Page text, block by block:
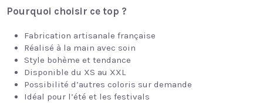
Pourquoi choisir ce top ?
Fabrication artisanale française
Réalisé à la main avec soin
Style bohème et tendance
Disponible du XS au XXL
Possibilité d’autres coloris sur demande
Idéal pour l’été et les festivals